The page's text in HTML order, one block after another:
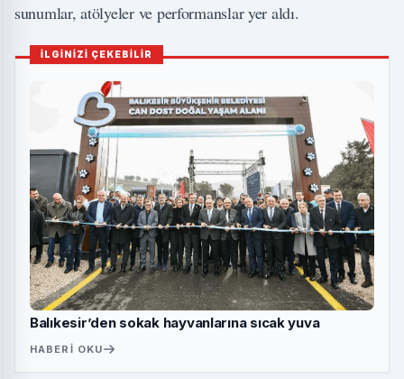
sunumlar, atölyeler ve performanslar yer aldı.
İLGİNİZİ ÇEKEBİLİR
Balıkesir’den sokak hayvanlarına sıcak yuva
HABERI OKU